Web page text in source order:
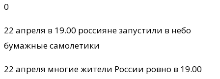
0
22 апреля в 19.00 россияне запустили в небо
бумажные самолетики
22 апреля многие жители России ровно в 19.00